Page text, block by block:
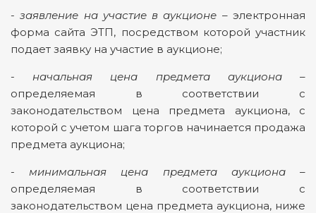
-заявление на участие в аукционе – электронная
форма сайта ЭТП, посредством которой участник
подает заявку на участие в аукционе;
- начальная цена предмета аукциона–
определяемая в соответствии с
законодательством цена предмета аукциона, с
которой с учетом шага торгов начинается продажа
предмета аукциона;
- минимальная цена предмета аукциона–
определяемая в соответствии с
законодательством цена предмета аукциона, ниже